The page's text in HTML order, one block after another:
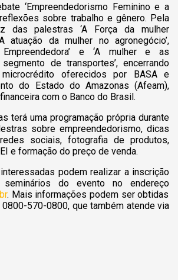
‘Empreendedorismo Feminino e a
sobre trabalho e gênero. Pela
das palestras ‘A Força da mulher
atuação da mulher no agronegócio’,
e ‘A mulher e as
de transportes’, encerrando
oferecidos por BASA e
do Estado do Amazonas (Afeam),
com o Banco do Brasil.
terá uma programação própria durante
sobre empreendedorismo, dicas
sociais, fotografia de produtos,
e formação do preço de venda.
podem realizar a inscrição
do evento no endereço
. Mais informações podem ser obtidas
570-0800, que também atende via